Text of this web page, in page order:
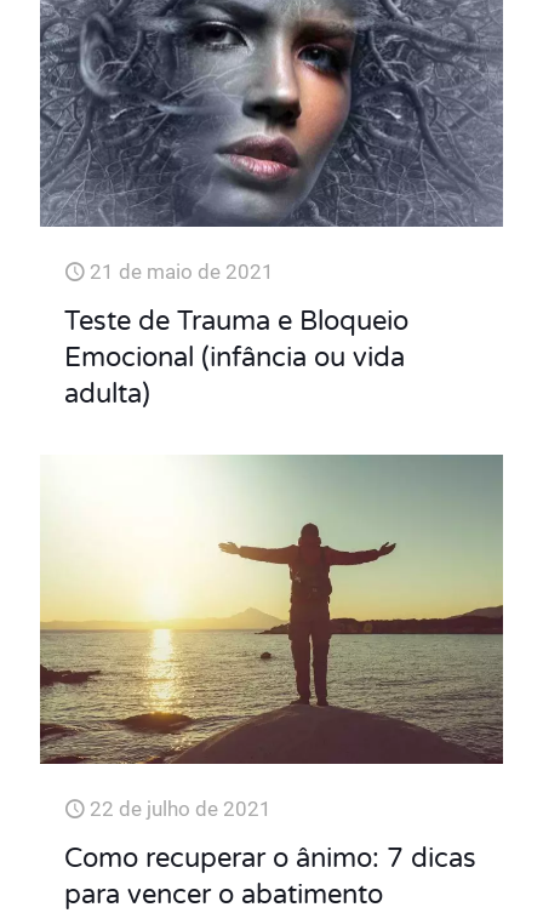
21 de maio de 2021
Teste de Trauma e Bloqueio
Emocional (infância ou vida
adulta)
22 de julho de 2021
Como recuperar o ânimo: 7 dicas
para vencer o abatimento